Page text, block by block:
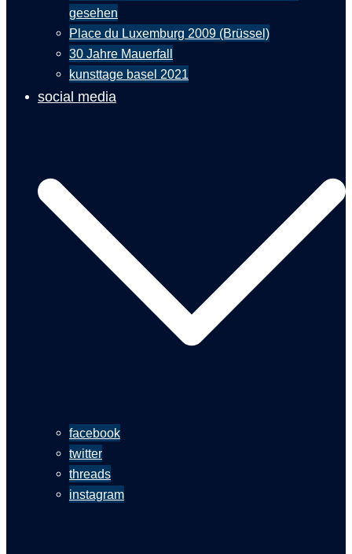
gesehen
Place du Luxemburg 2009 (Brüssel)
30 Jahre Mauerfall
kunsttage basel 2021
social media
facebook
twitter
threads
instagram